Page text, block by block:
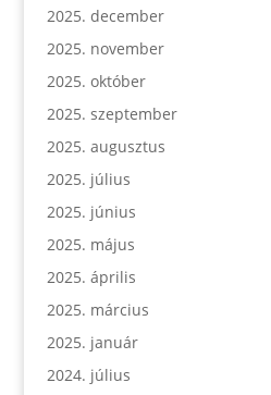
2025. december
2025. november
2025. október
2025. szeptember
2025. augusztus
2025. július
2025. június
2025. május
2025. április
2025. március
2025. január
2024. július